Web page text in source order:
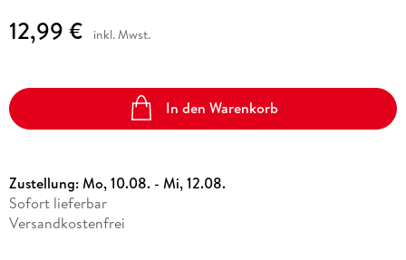
12,99 € inkl. Mwst.
In den Warenkorb
Zustellung:Mo, 10.08. - Mi, 12.08.
Sofort lieferbar
Versandkostenfrei